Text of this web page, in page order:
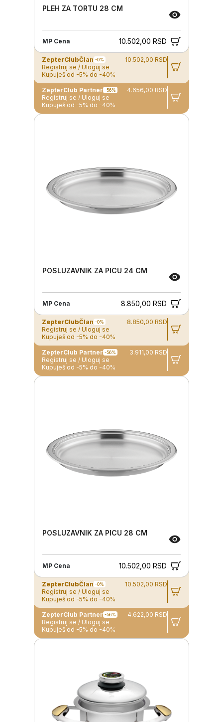
PLEH ZA TORTU 28 CM
MP Cena 10.502,00 RSD
ZepterClubČlan -0%
10.502,00 RSD
Registruj se / Uloguj se
Kupuješ od -5% do -40%
ZepterClub Partner -56%
4.656,00 RSD
Registruj se / Uloguj se
Kupuješ od -5% do -40%
POSLUZAVNIK ZA PICU 24 CM
MP Cena 8.850,00 RSD
ZepterClubČlan -0%
8.850,00 RSD
Registruj se / Uloguj se
Kupuješ od -5% do -40%
ZepterClub Partner -56%
3.911,00 RSD
Registruj se / Uloguj se
Kupuješ od -5% do -40%
POSLUZAVNIK ZA PICU 28 CM
MP Cena 10.502,00 RSD
ZepterClubČlan -0%
10.502,00 RSD
Registruj se / Uloguj se
Kupuješ od -5% do -40%
ZepterClub Partner -56%
4.622,00 RSD
Registruj se / Uloguj se
Kupuješ od -5% do -40%